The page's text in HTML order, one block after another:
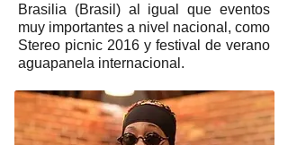
Brasilia (Brasil) al igual que eventos
muy importantes a nivel nacional, como
Stereo picnic 2016 y festival de verano
aguapanela internacional.